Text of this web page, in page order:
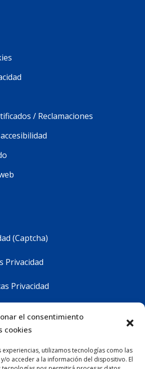
el consentimiento
cookies
experiencias, utilizamos tecnologías como las
o acceder a la información del dispositivo. El
/ Reclamaciones
(Captcha)
Privacidad
Privacidad
Privacidad